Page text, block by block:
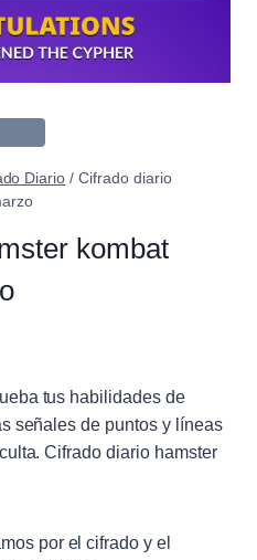
Diario / Cifrado diario
kombat
tus habilidades de
señales de puntos y líneas
Cifrado diario hamster
por el cifrado y el